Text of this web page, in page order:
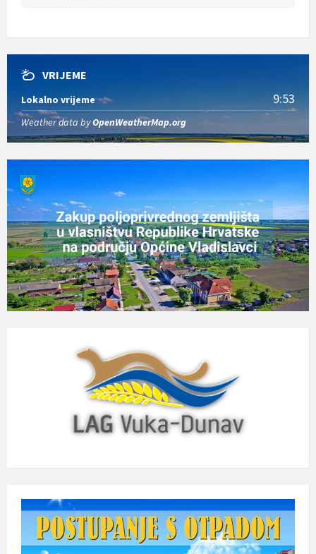
VRIJEME
Lokalno vrijeme 9:53
Weather data byOpenWeatherMap.org